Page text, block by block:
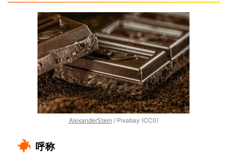
AlexanderStein / Pixabay (CC0)
呼称